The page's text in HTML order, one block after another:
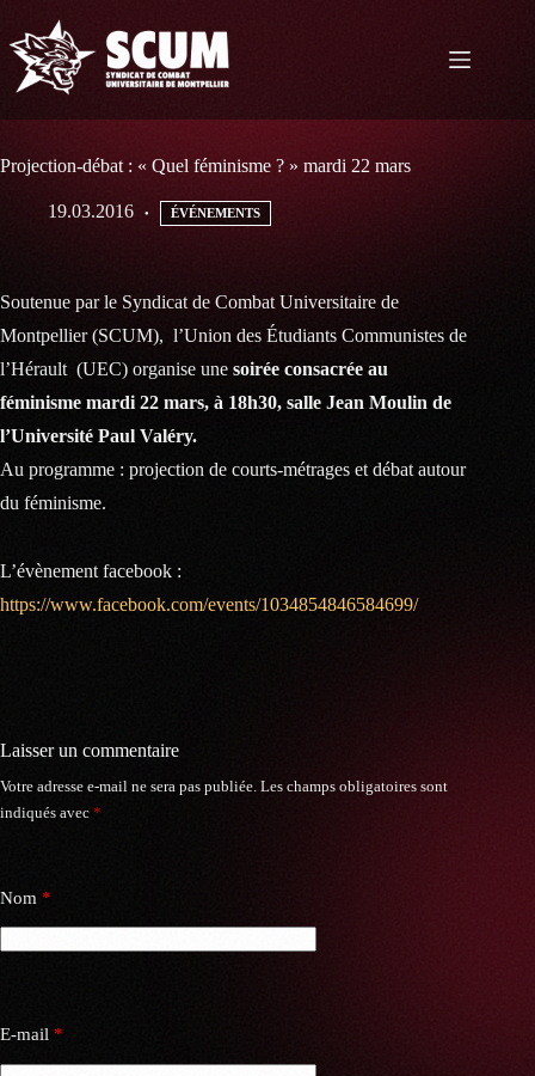
contenu
Projection-débat : « Quel féminisme ? » mardi 22 mars
19.03.2016 ÉVÉNEMENTS
Soutenue par le Syndicat de Combat Universitaire de
Montpellier (SCUM), l’Union des Étudiants Communistes de
l’Hérault (UEC) organise une soirée consacrée au
féminisme mardi 22 mars, à 18h30, salle Jean Moulin de
l’Université Paul Valéry.
Au programme : projection de courts-métrages et débat autour
du féminisme.
L’évènement facebook :
https://www.facebook.com/events/1034854846584699/
Laisser un commentaire
Votre adresse e-mail ne sera pas publiée. Les champs obligatoires sont
indiqués avec *
Nom *
E-mail *